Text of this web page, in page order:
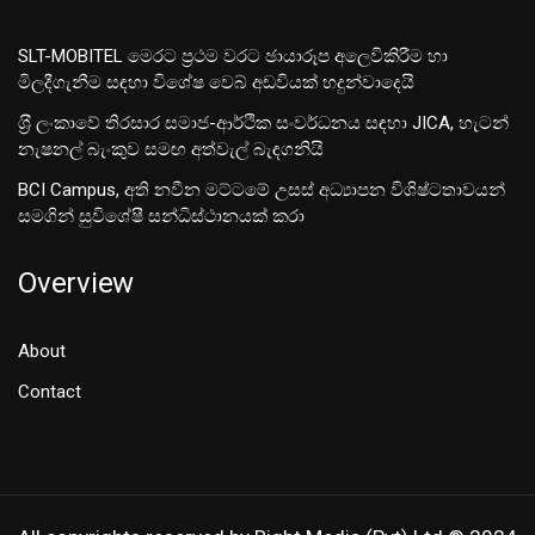
SLT-MOBITEL මෙරට ප්‍රථම වරට ඡායාරූප අලෙවිකිරීම හා
මිලදීගැනීම සඳහා විශේෂ වෙබ් අඩවියක් හදුන්වාදෙයි
ශ‍්‍රී ලංකාවේ තිරසාර සමාජ-ආර්ථික සංවර්ධනය සඳහා JICA, හැටන්
නැෂනල් බැංකුව සමඟ අත්වැල් බැඳගනියි
BCI Campus, අති නවීන මට්ටමේ උසස් අධ්‍යාපන විශිෂ්ටතාවයන්
සමගින් සුවිශේෂී සන්ධිස්ථානයක් කරා
Overview
About
Contact